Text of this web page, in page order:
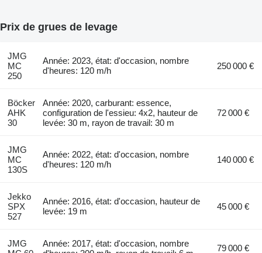
Prix de grues de levage
JMG
MC
250
Année: 2023, état: d'occasion, nombre
d'heures: 120 m/h
250 000 €
Böcker
AHK
30
Année: 2020, carburant: essence,
configuration de l'essieu: 4x2, hauteur de
levée: 30 m, rayon de travail: 30 m
72 000 €
JMG
MC
130S
Année: 2022, état: d'occasion, nombre
d'heures: 120 m/h
140 000 €
Jekko
SPX
527
Année: 2016, état: d'occasion, hauteur de
levée: 19 m
45 000 €
JMG
Année: 2017, état: d'occasion, nombre
79 000 €